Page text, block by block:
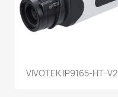
VIVOTEK IP9165-HT-V2